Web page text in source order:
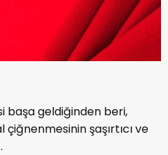
başa geldiğinden beri,
şaşırtıcı ve